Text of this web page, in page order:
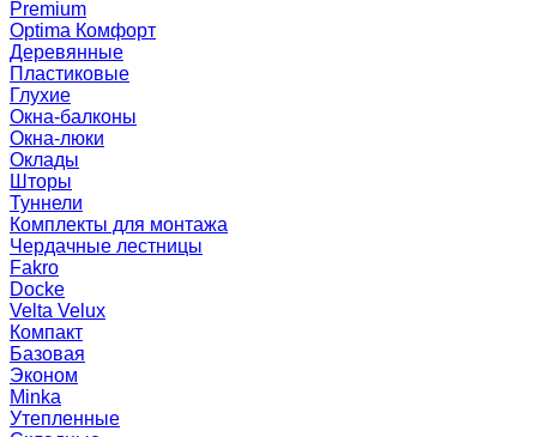
Premium
Optima Комфорт
Деревянные
Пластиковые
Глухие
Окна-балконы
Окна-люки
Оклады
Шторы
Туннели
Комплекты для монтажа
Чердачные лестницы
Fakro
Docke
Velta Velux
Компакт
Базовая
Эконом
Minka
Утепленные